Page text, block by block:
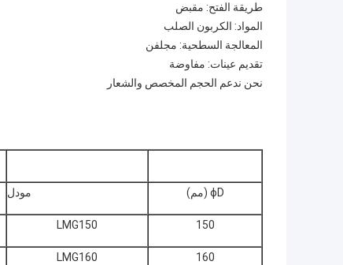
طريقة الفتح: مقبض
المواد: الكربون الصلب
المعالجة السطحية: مجلفن
تقديم عينات: مفاوضة
نحن ندعم الحجم المخصص والشعار
ɸD (مم) مودل
150
LMG150
160
LMG160